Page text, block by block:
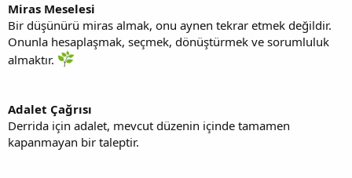
Miras Meselesi
Bir düşünürü miras almak, onu aynen tekrar etmek değildir.
Onunla hesaplaşmak, seçmek, dönüştürmek ve sorumluluk
almaktır.
Adalet Çağrısı
Derrida için adalet, mevcut düzenin içinde tamamen
kapanmayan bir taleptir.